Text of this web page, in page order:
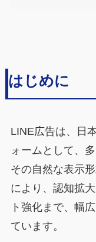
はじめに
LINE広告は、日
ォームとして、
その自然な表示
により、認知拡
ト強化まで、幅
ています。